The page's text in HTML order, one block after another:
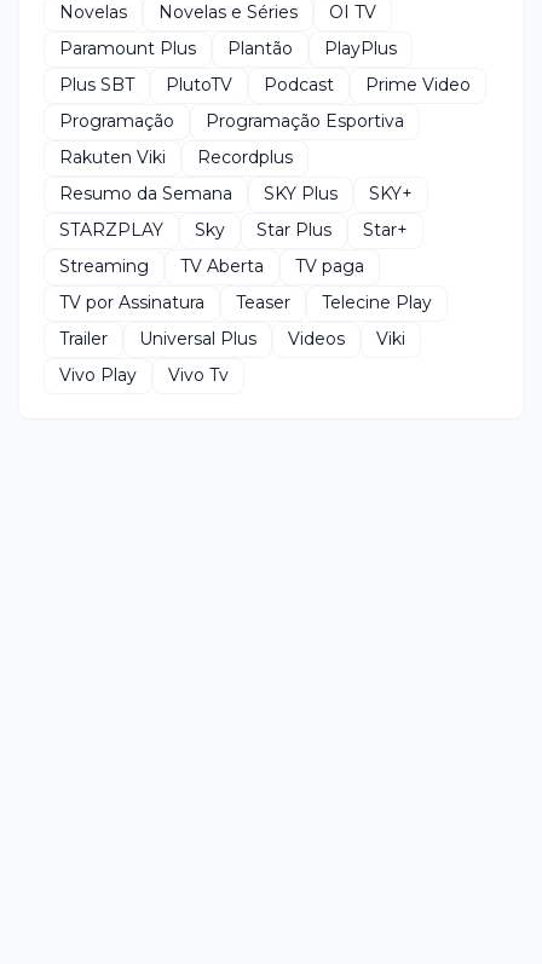
Novelas
Novelas e Séries
OI TV
Paramount Plus
Plantão
PlayPlus
Plus SBT
PlutoTV Podcast
Prime Video
Programação
Programação Esportiva
Rakuten Viki
Recordplus
Resumo da Semana
SKY Plus
SKY+
STARZPLAY
Sky Star Plus
Star+
Streaming
TV Aberta
TV paga
TV por Assinatura
Teaser
Telecine Play
Trailer
Universal Plus Videos
Viki
Vivo Play
Vivo Tv